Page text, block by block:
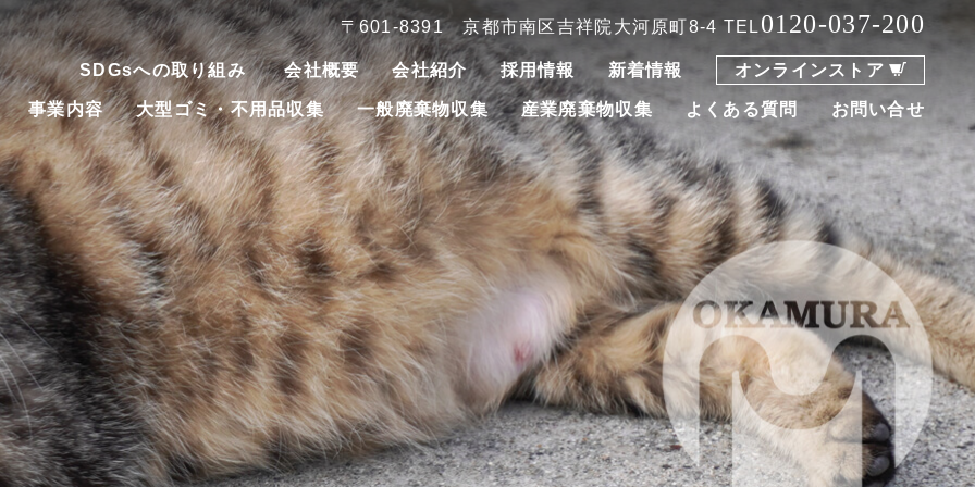
〒601-8391 京都市南区吉祥院大河原町8-4 TEL0120-037-200
SDGsへの取り組み 会社概要 会社紹介 採用情報 新着情報 オンラインストア
事業内容 大型ゴミ・不用品収集 一般廃棄物収集 産業廃棄物収集 よくある質問 お問い合せ